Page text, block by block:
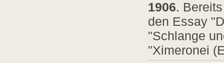
1906.
den Essay
"Schlange
"Ximeronei